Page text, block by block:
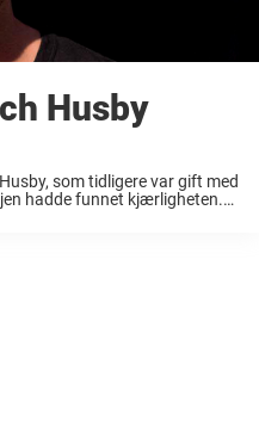
Husby
som tidligere var gift med
hadde funnet kjærligheten.